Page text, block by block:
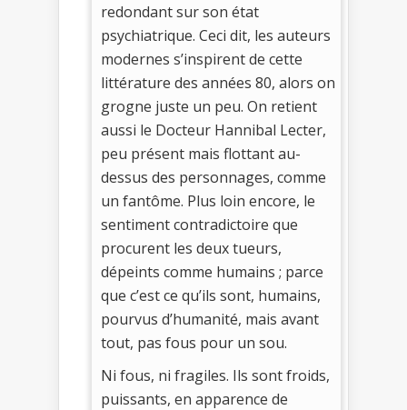
redondant sur son état
psychiatrique. Ceci dit, les auteurs
modernes s’inspirent de cette
littérature des années 80, alors on
grogne juste un peu. On retient
aussi le Docteur Hannibal Lecter,
peu présent mais flottant au-
dessus des personnages, comme
un fantôme. Plus loin encore, le
sentiment contradictoire que
procurent les deux tueurs,
dépeints comme humains ; parce
que c’est ce qu’ils sont, humains,
pourvus d’humanité, mais avant
tout, pas fous pour un sou.
Ni fous, ni fragiles. Ils sont froids,
puissants, en apparence de